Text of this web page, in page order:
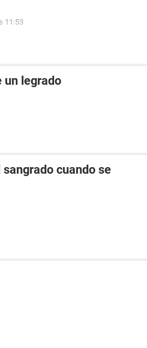
11:53
un legrado
cuando se